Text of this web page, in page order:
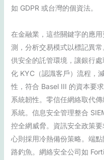
如 GDPR 或台灣的個資法。
在金融業，這些關鍵字的應
測，分析交易模式以標記異
供安全的託管環境，讓銀行
化 KYC（認識客戶）流程，
性，符合 Basel III 的資本要
系統韌性。零信任網絡取代
系統。信息安全管理整合
控全網威脅。資訊安全政策
心則採用冷熱備份策略。端
路釣魚。網絡安全公司如